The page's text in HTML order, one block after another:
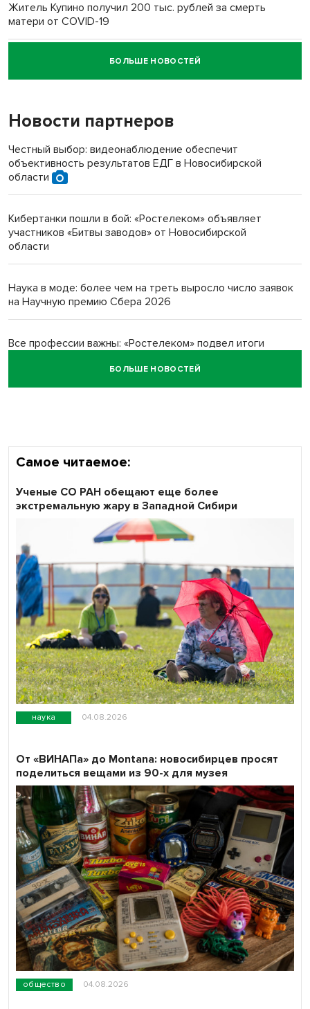
Житель Купино получил 200 тыс. рублей за смерть
матери от COVID-19
Новосибирский суд наказал водителя за смерть
пенсионерки на вокзале
«Мы живём на пастбище!»: в новосибирском селе лошади
терроризируют жителей
Инвалид получил условный срок за избиение врачей
протезом под Новосибирском
Новосибирский преподаватель с женой вошли в топ-16
многодетных в России
Обновлённое отделение ВТБ открылось в Искитиме
БОЛЬШЕ НОВОСТЕЙ
Новости партнеров
Честный выбор: видеонаблюдение обеспечит
объективность результатов ЕДГ в Новосибирской
области
Кибертанки пошли в бой: «Ростелеком» объявляет
участников «Битвы заводов» от Новосибирской
области
Наука в моде: более чем на треть выросло число заявок
на Научную премию Сбера 2026
Все профессии важны: «Ростелеком» подвел итоги
БОЛЬШЕ НОВОСТЕЙ
Самое читаемое:
наука 04.08.2026
Ученые СО РАН обещают еще более
экстремальную жару в Западной Сибири
общество 04.08.2026
От «ВИНАПа» до Montana: новосибирцев просят
поделиться вещами из 90-х для музея